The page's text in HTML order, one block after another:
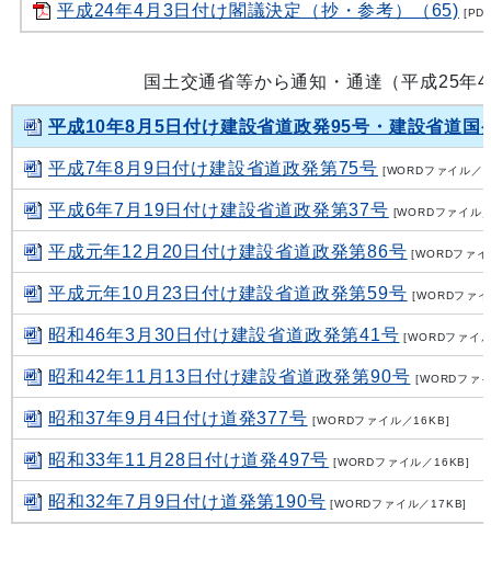
平成24年4月3日付け閣議決定（抄・参考）（65)
国土交通省等から通知・通達（平成25年
平成10年8月5日付け建設省道政発95号・建設省道国
平成7年8月9日付け建設省道政発第75号 [WORDファイル／
平成6年7月19日付け建設省道政発第37号 [WORDファイル
平成元年12月20日付け建設省道政発第86号 [WORDファ
平成元年10月23日付け建設省道政発第59号 [WORDファ
昭和46年3月30日付け建設省道政発第41号 [WORDファイ
昭和42年11月13日付け建設省道政発第90号 [WORDファ
昭和37年9月4日付け道発377号 [WORDファイル／16KB]
昭和33年11月28日付け道発497号 [WORDファイル／16KB]
昭和32年7月9日付け道発第190号 [WORDファイル／17KB]